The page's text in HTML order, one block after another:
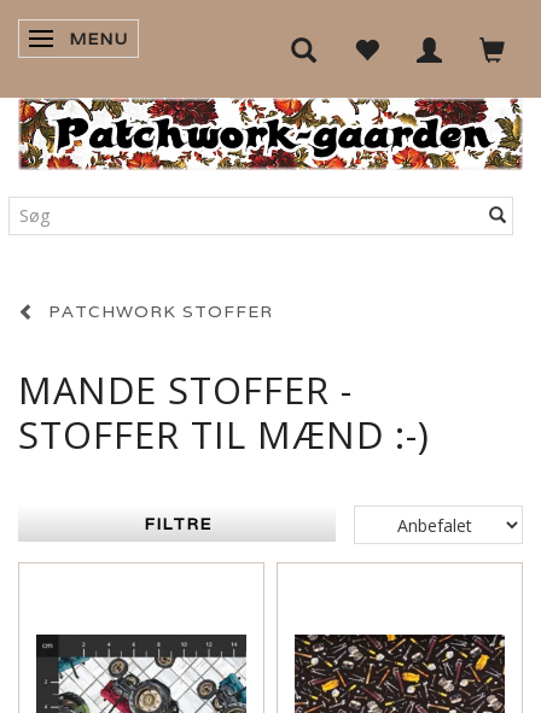
SKIFTE NAVIGATION
MENU
PATCHWORK STOFFER
MANDE STOFFER -
STOFFER TIL MÆND :-)
FILTRE